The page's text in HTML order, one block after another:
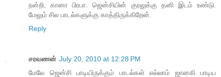
நன்றி, கானா பிரபா. ஜென்சியின் குரலுக்கு தனி இடம் உண்டு.
மேலும் சில பாடல்களுக்கு காத்திருக்கிறேன்.
Reply
சரவணன் July 20, 2010 at 12:28 PM
மேலே ஜென்சி பாடியிருக்கும் பாடல்கள் எல்லாம் ஜானகி பாடிய